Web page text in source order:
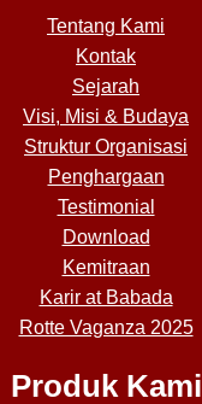
Tentang Kami
Kontak
Sejarah
Visi, Misi & Budaya
Struktur Organisasi
Penghargaan
Testimonial
Download
Kemitraan
Karir at Babada
Rotte Vaganza 2025
Produk Kami